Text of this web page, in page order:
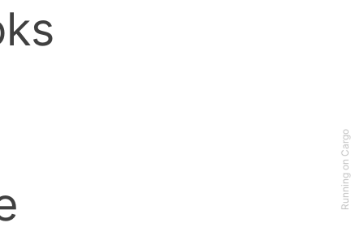
Running on Cargo